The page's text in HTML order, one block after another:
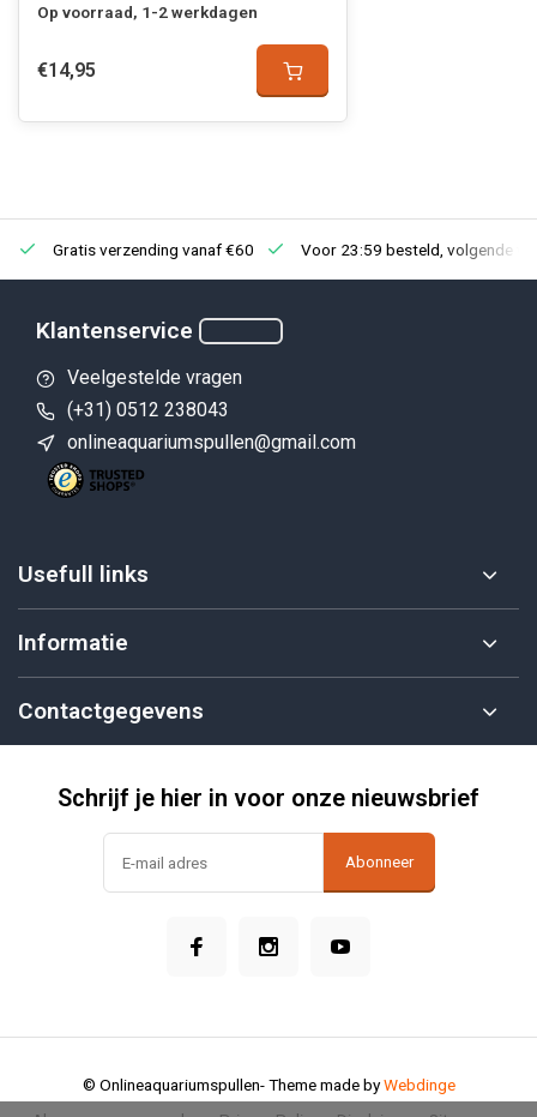
Op voorraad, 1-2 werkdagen
€14,95
Gratis verzending vanaf €60 Voor 23:59 besteld, volgende
Klantenservice
Veelgestelde vragen
(+31) 0512 238043
onlineaquariumspullen@gmail.com
Usefull links
Informatie
Contactgegevens
Schrijf je hier in voor onze nieuwsbrief
Abonneer
© Onlineaquariumspullen- Theme made byWebdinge